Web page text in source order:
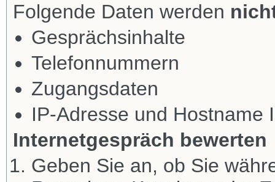
Folgende Daten werden
Gesprächsinhalte
Telefonnummern
Zugangsdaten
IP-Adresse und Hostname
Internetgespräch bewerten
Geben Sie an, ob Sie